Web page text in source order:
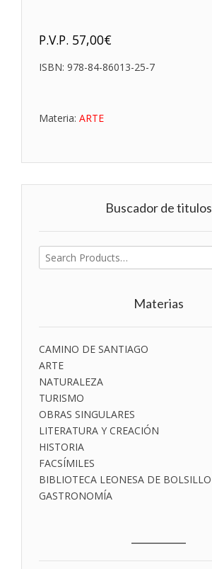
P.V.P. 57,00€
ISBN: 978-84-86013-25-7
Materia: ARTE
Buscador de titulos
Buscar
por:
Materias
CAMINO DE SANTIAGO
ARTE
NATURALEZA
TURISMO
OBRAS SINGULARES
LITERATURA Y CREACIÓN
HISTORIA
FACSÍMILES
BIBLIOTECA LEONESA DE BOLSILLO
GASTRONOMÍA